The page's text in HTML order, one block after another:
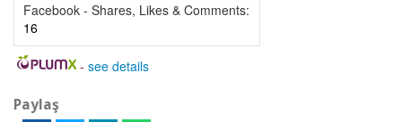
Facebook - Shares, Likes & Comments:
16
- see details
Paylaş